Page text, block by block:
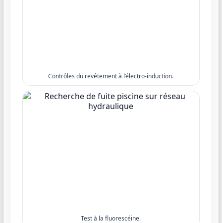
Contrôles du revêtement à l’électro-induction.
Test à la fluorescéine.